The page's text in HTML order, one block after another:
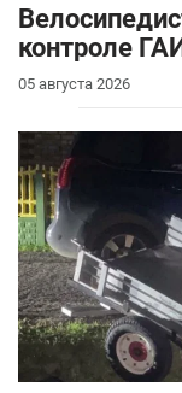
контроле
05 августа 2026